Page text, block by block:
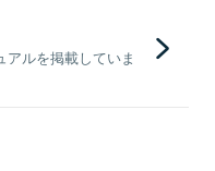
ルを掲載していま